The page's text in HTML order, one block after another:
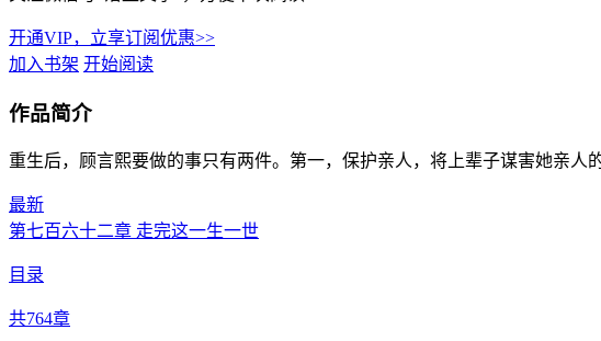
开通VIP，立享订阅优惠>>
加入书架 开始阅读
作品简介
重生后，顾言熙要做的事只有两件。第一，保护亲人，将上辈子谋害她亲
最新
第七百六十二章 走完这一生一世
目录
共764章